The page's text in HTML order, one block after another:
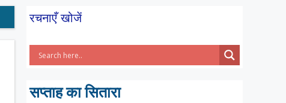
रचनाएँ खोजें
सप्ताह का सितारा